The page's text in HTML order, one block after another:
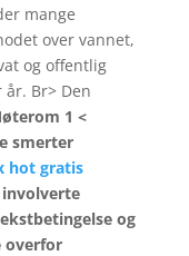
mange
over vannet,
og offentlig
Br> Den
1 <
smerter
hot gratis
og
overfor